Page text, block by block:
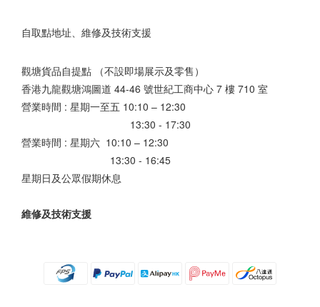
自取點地址、維修及技術支援
觀塘貨品自提點 （不設即場展示及零售）
香港九龍觀塘鴻圖道 44-46 號世紀工商中心 7 樓 710 室
營業時間 : 星期一至五 10:10 – 12:30
13:30 - 17:30
營業時間 : 星期六 10:10 – 12:30
13:30 - 16:45
星期日及公眾假期休息
維修及技術支援